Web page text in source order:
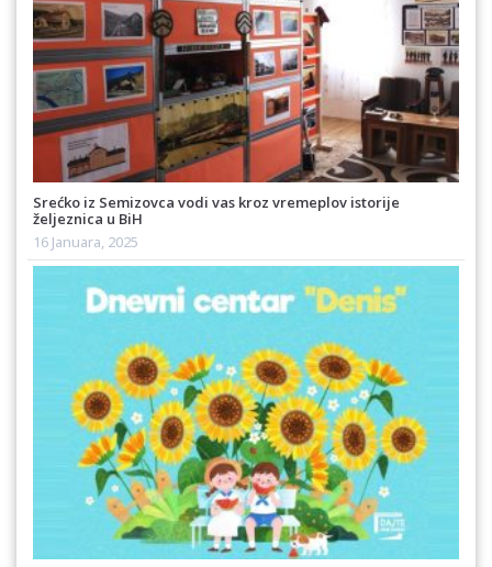
Srećko iz Semizovca vodi vas kroz vremeplov istorije
željeznica u BiH
16 Januara, 2025